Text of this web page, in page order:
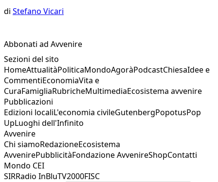
di Stefano Vicari
Abbonati ad Avvenire
Sezioni del sito
HomeAttualitàPoliticaMondoAgoràPodcastChiesaIdee e
CommentiEconomiaVita e
CuraFamigliaRubricheMultimediaEcosistema avvenire
Pubblicazioni
Edizioni localiL'economia civileGutenbergPopotusPop
UpLuoghi dell'Infinito
Avvenire
Chi siamoRedazioneEcosistema
AvvenirePubblicitàFondazione AvvenireShopContatti
Mondo CEI
SIRRadio InBluTV2000FISC